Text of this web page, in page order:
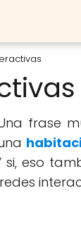
frase
eso